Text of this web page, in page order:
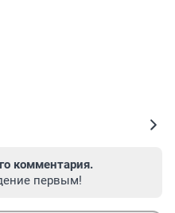
комментария.
первым!